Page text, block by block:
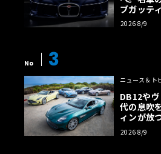
ブガッテ
トリエ」
2026 8/9
No 3
ニュース＆ト
DB12や
代の息吹
ィンが放
レクション
2026 8/9